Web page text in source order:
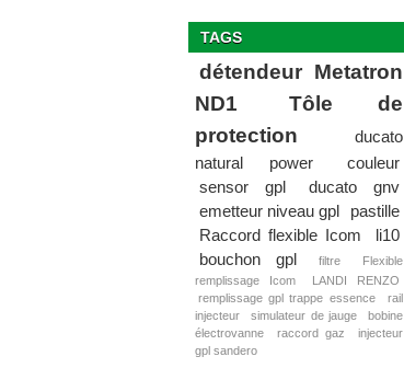
TAGS
détendeur Metatron
ND1
Tôle de
protection
ducato
natural power
couleur
sensor gpl
ducato gnv
emetteur niveau gpl
pastille
Raccord flexible Icom
li10
bouchon gpl
filtre
Flexible
remplissage Icom
LANDI RENZO
remplissage gpl trappe essence
rail
injecteur
simulateur de jauge
bobine
électrovanne
raccord gaz
injecteur
gpl sandero